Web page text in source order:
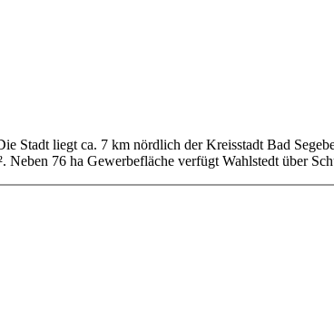
Stadt liegt ca. 7 km nördlich der Kreisstadt Bad
76 ha Gewerbefläche verfügt Wahlstedt über